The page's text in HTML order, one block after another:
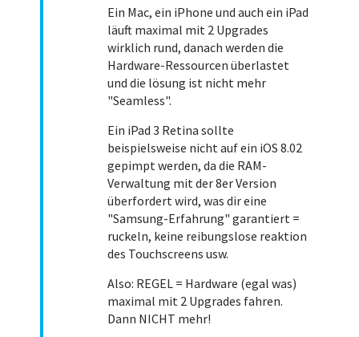
Ein Mac, ein iPhone und auch ein iPad
läuft maximal mit 2 Upgrades
wirklich rund, danach werden die
Hardware-Ressourcen überlastet
und die lösung ist nicht mehr
"Seamless".
Ein iPad 3 Retina sollte
beispielsweise nicht auf ein iOS 8.02
gepimpt werden, da die RAM-
Verwaltung mit der 8er Version
überfordert wird, was dir eine
"Samsung-Erfahrung" garantiert =
ruckeln, keine reibungslose reaktion
des Touchscreens usw.
Also: REGEL = Hardware (egal was)
maximal mit 2 Upgrades fahren.
Dann NICHT mehr!